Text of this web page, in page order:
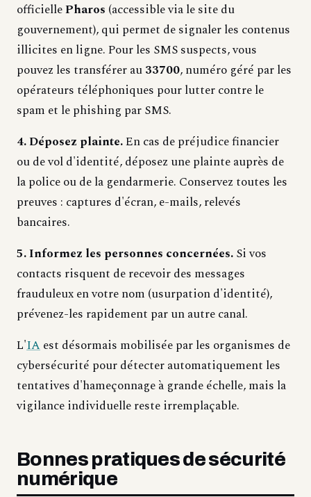
officiellePharos (accessible via le site du
gouvernement), qui permet de signaler les contenus
illicites en ligne. Pour les SMS suspects, vous
pouvez les transférer au33700, numéro géré par les
opérateurs téléphoniques pour lutter contre le
spam et le phishing par SMS.
4. Déposez plainte.En cas de préjudice financier
ou de vol d'identité, déposez une plainte auprès de
la police ou de la gendarmerie. Conservez toutes les
preuves : captures d'écran, e-mails, relevés
bancaires.
5. Informez les personnes concernées.Si vos
contacts risquent de recevoir des messages
frauduleux en votre nom (usurpation d'identité),
prévenez-les rapidement par un autre canal.
L'IAest désormais mobilisée par les organismes de
cybersécurité pour détecter automatiquement les
tentatives d'hameçonnage à grande échelle, mais la
vigilance individuelle reste irremplaçable.
Bonnes pratiques de sécurité
numérique